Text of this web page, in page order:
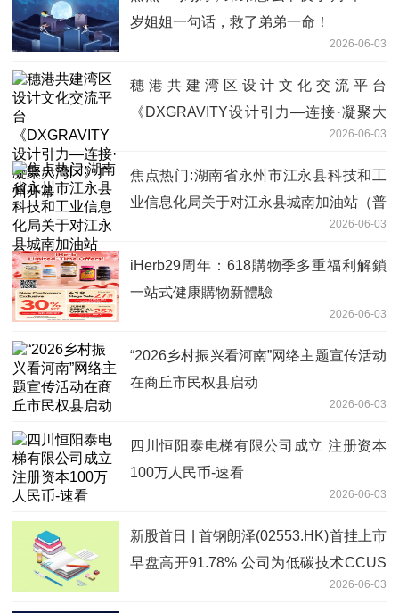
岁姐姐一句话，救了弟弟一命！
2026-06-03
穗港共建湾区设计文化交流平台
《DXGRAVITY设计引力—连接·凝聚大
2026-06-03
焦点热门:湖南省永州市江永县科技和工
业信息化局关于对江永县城南加油站（普
2026-06-03
iHerb29周年：618購物季多重福利解鎖
一站式健康購物新體驗
2026-06-03
“2026乡村振兴看河南”网络主题宣传活动
在商丘市民权县启动
2026-06-03
四川恒阳泰电梯有限公司成立 注册资本
100万人民币-速看
2026-06-03
新股首日 | 首钢朗泽(02553.HK)首挂上市
早盘高开91.78% 公司为低碳技术CCUS
2026-06-03